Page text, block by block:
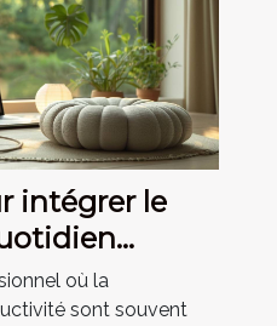
intégrer le
où la
sont souvent